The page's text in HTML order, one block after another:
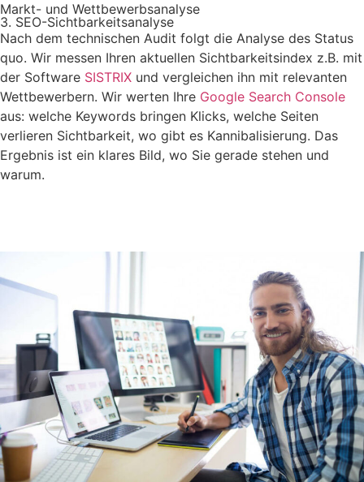
Markt- und Wettbewerbsanalyse
3. SEO-Sichtbarkeitsanalyse
Nach dem technischen Audit folgt die Analyse des Status
quo. Wir messen Ihren aktuellen Sichtbarkeitsindex z.B. mit
der Software SISTRIX und vergleichen ihn mit relevanten
Wettbewerbern. Wir werten Ihre Google Search Console
aus: welche Keywords bringen Klicks, welche Seiten
verlieren Sichtbarkeit, wo gibt es Kannibalisierung. Das
Ergebnis ist ein klares Bild, wo Sie gerade stehen und
warum.